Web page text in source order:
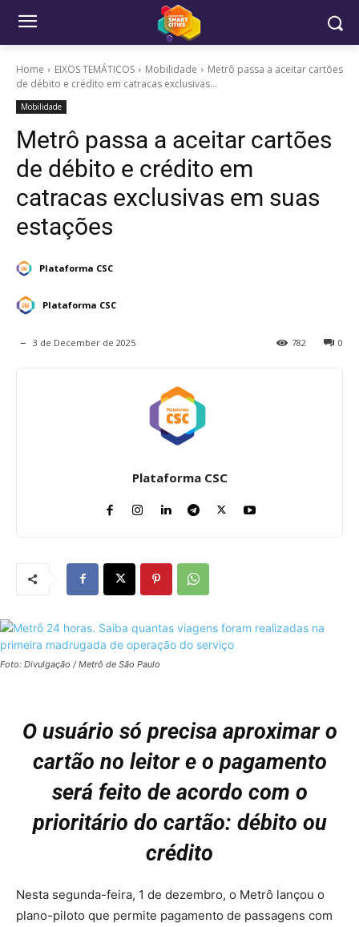
Home EIXOS TEMÁTICOS Mobilidade
Metrô passa a aceitar cartões
de débito e crédito em catracas exclusivas...
Mobilidade
Metrô passa a aceitar cartões
de débito e crédito em
catracas exclusivas em suas
estações
Plataforma CSC
Plataforma CSC
3 de December de 2025 0
782
Plataforma CSC
Foto: Divulgação / Metrô de São Paulo
O usuário só precisa aproximar o
cartão no leitor e o pagamento
será feito de acordo com o
prioritário do cartão: débito ou
crédito
Nesta segunda-feira, 1 de dezembro, o Metrô lançou o
plano-piloto que permite pagamento de passagens com